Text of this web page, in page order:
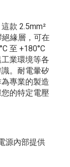
款 2.5mm²
緣層，可在
至 +180°C
業環境等各
。耐電暈矽
專業的製造
的特定電壓
源內部提供